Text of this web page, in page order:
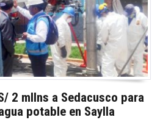
2 mllns a Sedacusco para
potable en Saylla